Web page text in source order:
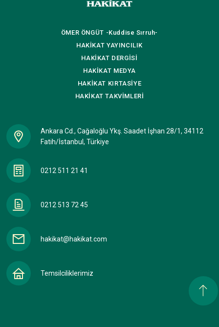
ÖMER ÖNGÜT -Kuddise Sırruh-
HAKİKAT YAYINCILIK
HAKİKAT DERGİSİ
HAKİKAT MEDYA
HAKİKAT KIRTASİYE
HAKİKATTAKVİMLERİ
Ankara Cd., Cağaloğlu Ykş. Saadet İşhan 28/1, 34112
Fatih/İstanbul, Türkiye
0212 511 21 41
0212 513 72 45
hakikat@hakikat.com
Temsilciliklerimiz